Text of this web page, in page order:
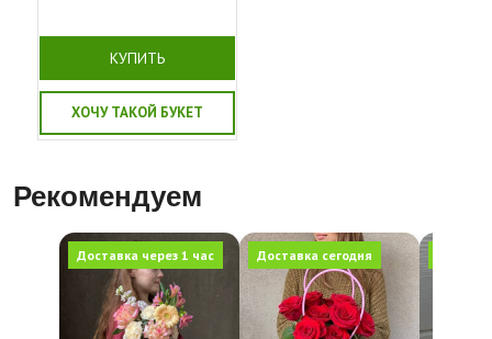
КУПИТЬ
ХОЧУ ТАКОЙ БУКЕТ
Рекомендуем
Доставка через 1 час Доставка сегодня